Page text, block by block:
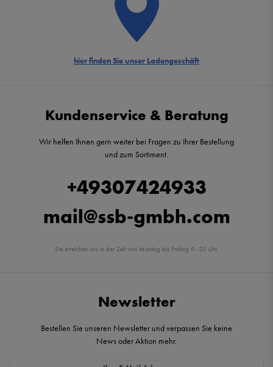
hier finden Sie unser Ladengeschäft
Kundenservice & Beratung
Wir helfen Ihnen gern weiter bei Fragen zu Ihrer Bestellung
und zum Sortiment.
+49307424933
mail@ssb-gmbh.com
Sie erreichen uns in der Zeit von Montag bis Freitag 9 -20 Uhr.
Newsletter
Bestellen Sie unseren Newsletter und verpassen Sie keine
News oder Aktion mehr.